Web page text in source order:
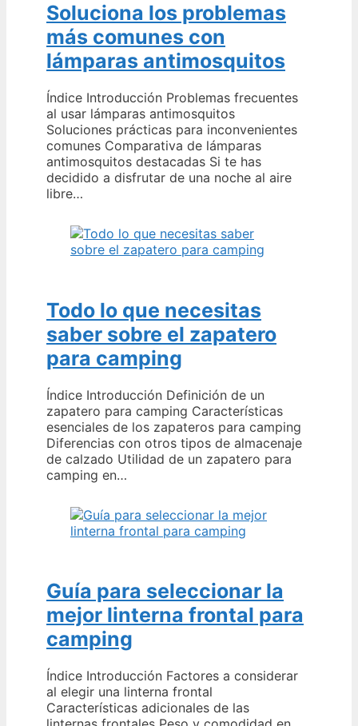
Soluciona los problemas
más comunes con
lámparas antimosquitos
Índice Introducción Problemas frecuentes
al usar lámparas antimosquitos
Soluciones prácticas para inconvenientes
comunes Comparativa de lámparas
antimosquitos destacadas Si te has
decidido a disfrutar de una noche al aire
libre…
Todo lo que necesitas
saber sobre el zapatero
para camping
Índice Introducción Definición de un
zapatero para camping Características
esenciales de los zapateros para camping
Diferencias con otros tipos de almacenaje
de calzado Utilidad de un zapatero para
camping en…
Guía para seleccionar la
mejor linterna frontal para
camping
Índice Introducción Factores a considerar
al elegir una linterna frontal
Características adicionales de las